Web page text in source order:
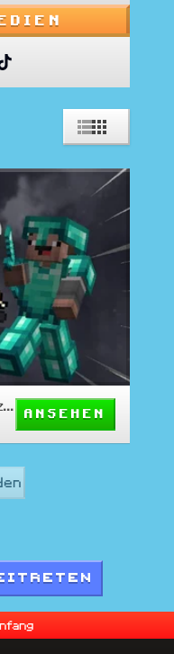
RKYFAULT 16X EDIT BY ZOCH
ANSEHEN